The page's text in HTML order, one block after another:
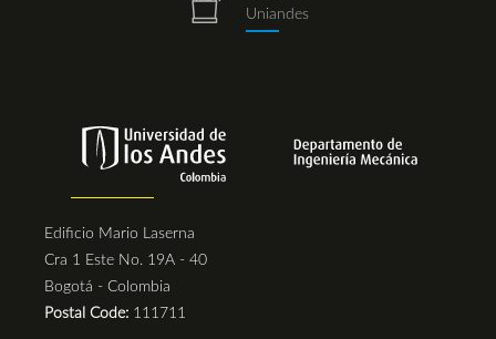
Uniandes
Edificio Mario Laserna
Cra 1 Este No. 19A - 40
Bogotá - Colombia
Postal Code: 111711